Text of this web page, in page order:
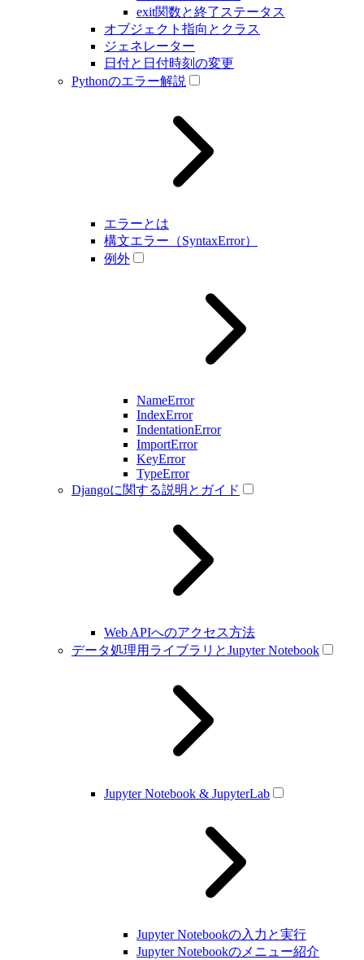
exit関数と終了ステータス
オブジェクト指向とクラス
ジェネレーター
日付と日付時刻の変更
Pythonのエラー解説
エラーとは
構文エラー（SyntaxError）
例外
NameError
IndexError
IndentationError
ImportError
KeyError
TypeError
Djangoに関する説明とガイド
Web APIへのアクセス方法
データ処理用ライブラリとJupyter Notebook
Jupyter Notebook & JupyterLab
Jupyter Notebookの入力と実行
Jupyter Notebookのメニュー紹介